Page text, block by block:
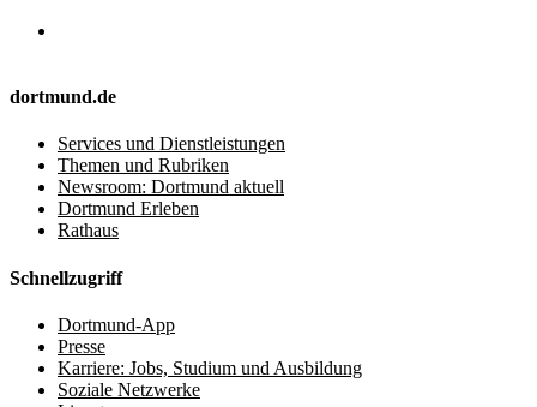
dortmund.de
Services und Dienstleistungen
Themen und Rubriken
Newsroom: Dortmund aktuell
Dortmund Erleben
Rathaus
Schnellzugriff
Dortmund-App
Presse
Karriere: Jobs, Studium und Ausbildung
Soziale Netzwerke